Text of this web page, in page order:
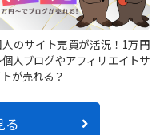
のサイト売買が活況！1万円
人ブログやアフィリエイトサ
が売れる？
る